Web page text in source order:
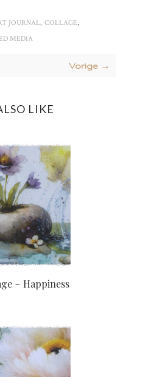
JOURNAL, COLLAGE,
MEDIA
Vorige →
LIKE
~ Happiness